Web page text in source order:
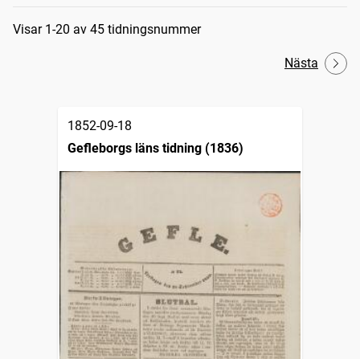
Sökresultat
Visar 1-20 av 45 tidningsnummer
Nästa
1852-09-18
Gefleborgs läns tidning (1836)